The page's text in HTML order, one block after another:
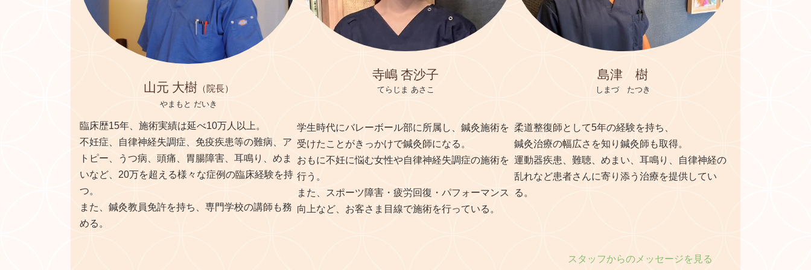
山元 大樹 （院長）
やまもと だいき
臨床歴15年、施術実績は延べ10万人以上。
不妊症、自律神経失調症、免疫疾患等の難病、ア
トピー、うつ病、頭痛、胃腸障害、耳鳴り、めま
いなど、20万を超える様々な症例の臨床経験を持
つ。
また、鍼灸教員免許を持ち、専門学校の講師も務
める。
寺嶋 杏沙子
てらじま あさこ
学生時代にバレーボール部に所属し、鍼灸施術を
受けたことがきっかけで鍼灸師になる。
おもに不妊に悩む女性や自律神経失調症の施術を
行う。
また、スポーツ障害・疲労回復・パフォーマンス
向上など、お客さま目線で施術を行っている。
島津 樹
しまづ たつき
柔道整復師として5年の経験を持ち、
鍼灸治療の幅広さを知り鍼灸師も取得。
運動器疾患、難聴、めまい、耳鳴り、自律神経の
乱れなど患者さんに寄り添う治療を提供してい
る。
スタッフからのメッセージを見る